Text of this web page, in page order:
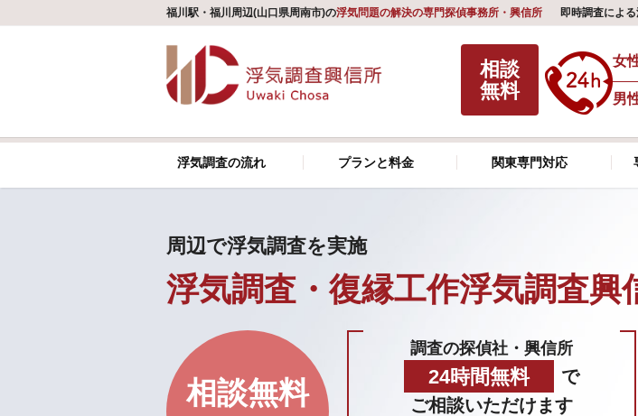
福川駅・福川周辺(山口県周南市)の浮気問題の解決の専門探偵事務所・興信所 即時調査によ
相談
無料
女
男
浮気調査の流れ プランと料金 関東専門対応
周辺で浮気調査を実施
浮気調査・復縁工作浮気調査興
相談無料
調査の探偵社・興信所
24時間無料
で
ご相談いただけます